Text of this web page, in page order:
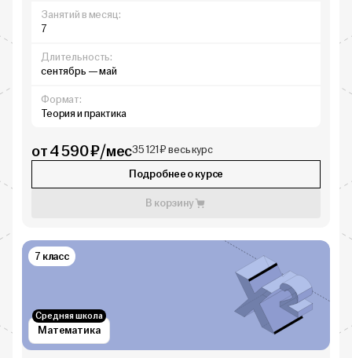
Занятий в месяц:
7
Длительность:
сентябрь — май
Формат:
Теория и практика
от 4 590 ₽/мес35 121 ₽ весь курс
Подробнее о курсе
В корзину
Математика
Средняя школа
7 класс